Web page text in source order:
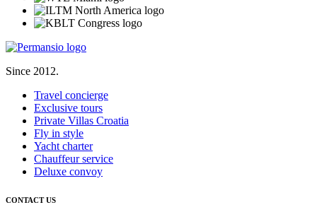
Since 2012.
Travel concierge
Exclusive tours
Private Villas Croatia
Fly in style
Yacht charter
Chauffeur service
Deluxe convoy
CONTACT US